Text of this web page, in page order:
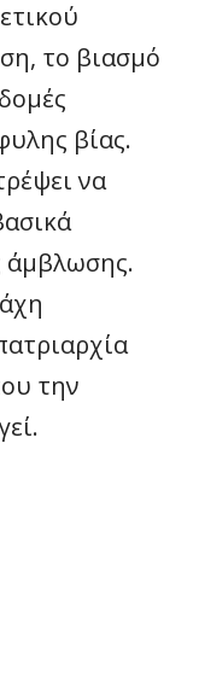
το βιασμό
βίας.
να
άμβλωσης.
την